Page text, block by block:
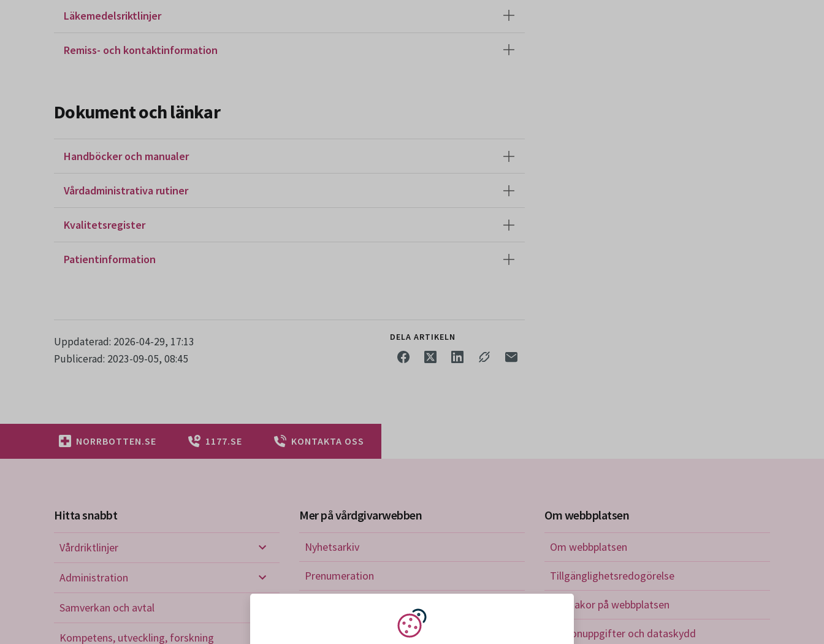
Läkemedelsriktlinjer
Remiss- och kontaktinformation
Dokument och länkar
Handböcker och manualer
Vårdadministrativa rutiner
Kvalitetsregister
Patientinformation
Uppdaterad: 2026-04-29, 17:13
Publicerad: 2023-09-05, 08:45
DELA ARTIKELN
NORRBOTTEN.SE 1177.SE KONTAKTA OSS
Hitta snabbt
Vårdriktlinjer
Vårdriktlinjer
Administration
Samverkan och avtal
Kompetens, utveckling, forskning
Mer på vårdgivarwebben
Nyhetsarkiv
Prenumeration
Om webbplatsen
Om webbplatsen
Tillgänglighetsredogörelse
Om kakor på webbplatsen
Personuppgifter och dataskydd
Vi använder kakor